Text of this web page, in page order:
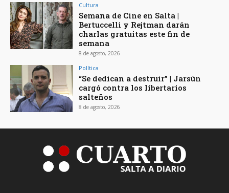
Cultura
Semana de Cine en Salta |
Bertuccelli y Rejtman darán
charlas gratuitas este fin de
semana
8 de agosto, 2026
Política
“Se dedican a destruir” | Jarsún
cargó contra los libertarios
salteños
8 de agosto, 2026